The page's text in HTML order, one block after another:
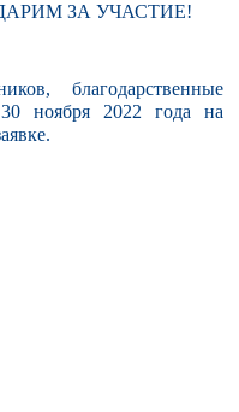
ЗА УЧАСТИЕ!
благодарственные
ноября 2022 года на